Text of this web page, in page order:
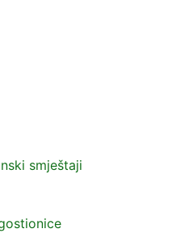
smještaji